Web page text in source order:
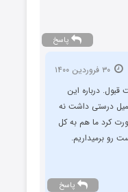
پاسخ
۳۰ فروردین ۱۴۰۰
درباره این
درستی داشت نه
کرد ما هم به کل
رو برمیداریم.
پاسخ